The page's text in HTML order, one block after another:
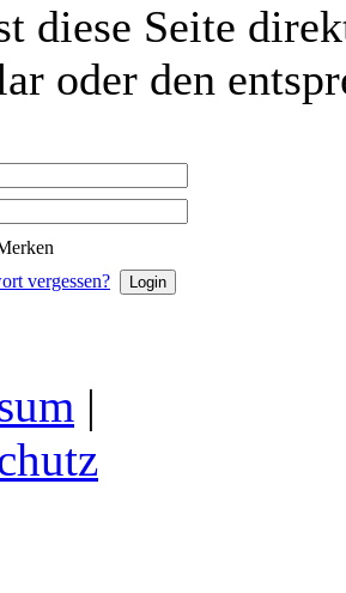
diese Seite
oder den
vergessen?
|